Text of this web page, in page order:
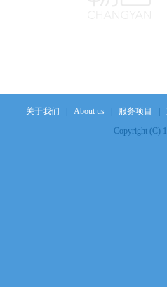
关于我们 About us 服务项目
Copyright (C)